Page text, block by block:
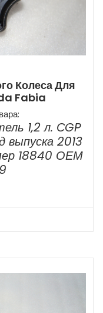
Колеса Для
Fabia
1,2 л. СGP
выпуска 2013
18840 ОЕМ